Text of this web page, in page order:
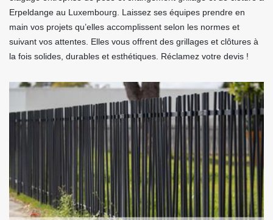
Erpeldange au Luxembourg. Laissez ses équipes prendre en
main vos projets qu’elles accomplissent selon les normes et
suivant vos attentes. Elles vous offrent des grillages et clôtures à
la fois solides, durables et esthétiques. Réclamez votre devis !